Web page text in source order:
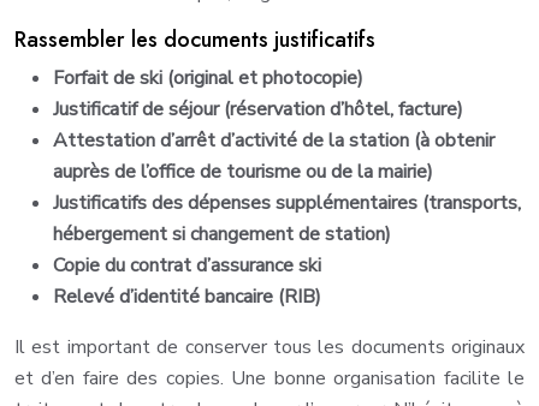
Rassembler les documents justificatifs
Forfait de ski (original et photocopie)
Justificatif de séjour (réservation d’hôtel, facture)
Attestation d’arrêt d’activité de la station (à obtenir
auprès de l’office de tourisme ou de la mairie)
Justificatifs des dépenses supplémentaires (transports,
hébergement si changement de station)
Copie du contrat d’assurance ski
Relevé d’identité bancaire (RIB)
Il est important de conserver tous les documents originaux
et d’en faire des copies. Une bonne organisation facilite le